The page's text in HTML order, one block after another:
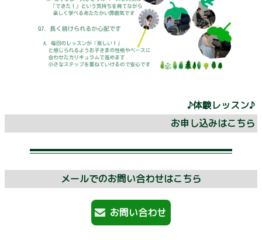
♪体験レッスン♪
お申し込みはこちら
メールでのお問い合わせはこちら
お問い合わせ